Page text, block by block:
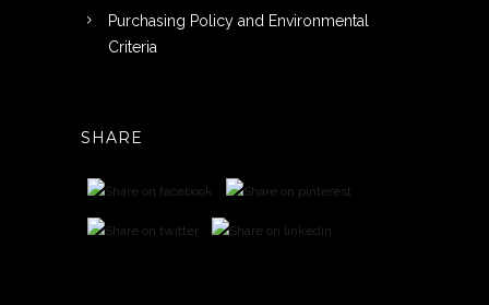
Purchasing Policy and Environmental
Criteria
SHARE